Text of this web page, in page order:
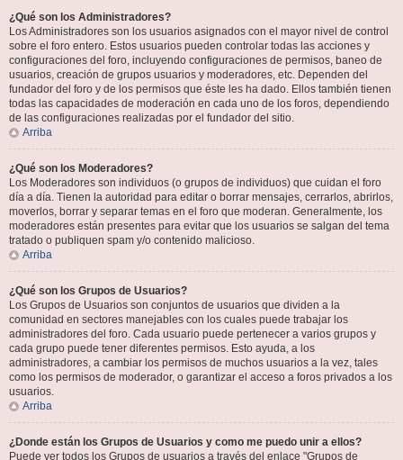
¿Qué son los Administradores?
Los Administradores son los usuarios asignados con el mayor nivel de control
sobre el foro entero. Estos usuarios pueden controlar todas las acciones y
configuraciones del foro, incluyendo configuraciones de permisos, baneo de
usuarios, creación de grupos usuarios y moderadores, etc. Dependen del
fundador del foro y de los permisos que éste les ha dado. Ellos también tienen
todas las capacidades de moderación en cada uno de los foros, dependiendo
de las configuraciones realizadas por el fundador del sitio.
Arriba
¿Qué son los Moderadores?
Los Moderadores son individuos (o grupos de individuos) que cuidan el foro
día a día. Tienen la autoridad para editar o borrar mensajes, cerrarlos, abrirlos,
moverlos, borrar y separar temas en el foro que moderan. Generalmente, los
moderadores están presentes para evitar que los usuarios se salgan del tema
tratado o publiquen spam y/o contenido malicioso.
Arriba
¿Qué son los Grupos de Usuarios?
Los Grupos de Usuarios son conjuntos de usuarios que dividen a la
comunidad en sectores manejables con los cuales puede trabajar los
administradores del foro. Cada usuario puede pertenecer a varios grupos y
cada grupo puede tener diferentes permisos. Esto ayuda, a los
administradores, a cambiar los permisos de muchos usuarios a la vez, tales
como los permisos de moderador, o garantizar el acceso a foros privados a los
usuarios.
Arriba
¿Donde están los Grupos de Usuarios y como me puedo unir a ellos?
Puede ver todos los Grupos de usuarios a través del enlace "Grupos de